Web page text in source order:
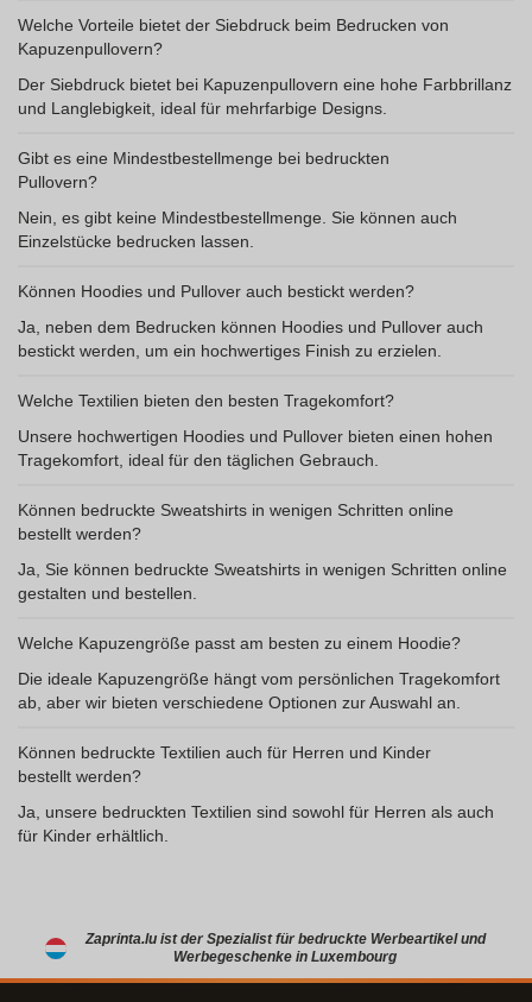
Welche Vorteile bietet der Siebdruck beim Bedrucken von
Kapuzenpullovern?
Der Siebdruck bietet bei Kapuzenpullovern eine hohe Farbbrillanz
und Langlebigkeit, ideal für mehrfarbige Designs.
Gibt es eine Mindestbestellmenge bei bedruckten
Pullovern?
Nein, es gibt keine Mindestbestellmenge. Sie können auch
Einzelstücke bedrucken lassen.
Können Hoodies und Pullover auch bestickt werden?
Ja, neben dem Bedrucken können Hoodies und Pullover auch
bestickt werden, um ein hochwertiges Finish zu erzielen.
Welche Textilien bieten den besten Tragekomfort?
Unsere hochwertigen Hoodies und Pullover bieten einen hohen
Tragekomfort, ideal für den täglichen Gebrauch.
Können bedruckte Sweatshirts in wenigen Schritten online
bestellt werden?
Ja, Sie können bedruckte Sweatshirts in wenigen Schritten online
gestalten und bestellen.
Welche Kapuzengröße passt am besten zu einem Hoodie?
Die ideale Kapuzengröße hängt vom persönlichen Tragekomfort
ab, aber wir bieten verschiedene Optionen zur Auswahl an.
Können bedruckte Textilien auch für Herren und Kinder
bestellt werden?
Ja, unsere bedruckten Textilien sind sowohl für Herren als auch
für Kinder erhältlich.
Zaprinta.lu ist der Spezialist für bedruckte Werbeartikel und
Werbegeschenke in Luxembourg